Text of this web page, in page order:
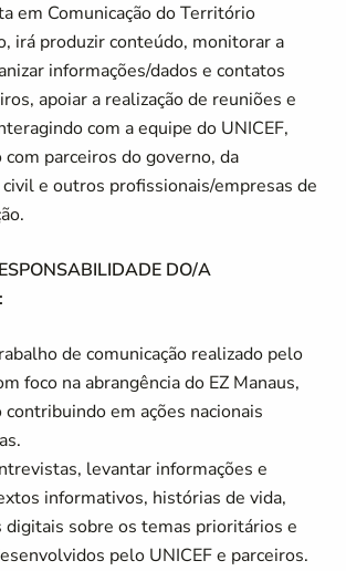
em Comunicação do Território
irá produzir conteúdo, monitorar a
informações/dados e contatos
apoiar a realização de reuniões e
com a equipe do UNICEF,
com parceiros do governo, da
civil e outros profissionais/empresas de
DO/A
de comunicação realizado pelo
foco na abrangência do EZ Manaus,
contribuindo em ações nacionais
levantar informações e
informativos, histórias de vida,
digitais sobre os temas prioritários e
pelo UNICEF e parceiros.